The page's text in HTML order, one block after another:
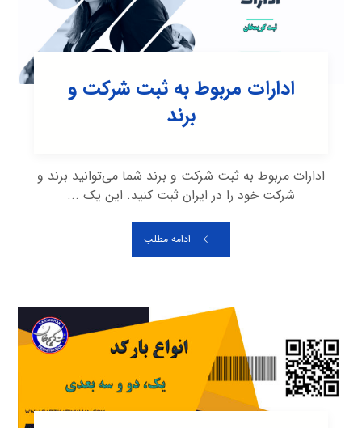
ادارات مربوط به ثبت شرکت و
برند
ادارات مربوط به ثبت شرکت و برند شما می‌توانید برند و
شرکت خود را در ایران ثبت کنید. این یک ...
ادامه مطلب